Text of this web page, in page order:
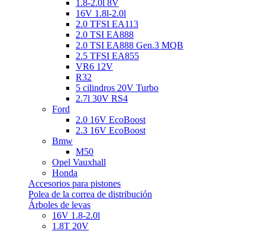
1.8-2.0l 8V
16V 1.8l-2.0l
2.0 TFSI EA113
2.0 TSI EA888
2.0 TSI EA888 Gen.3 MQB
2.5 TFSI EA855
VR6 12V
R32
5 cilindros 20V Turbo
2.7l 30V RS4
Ford
2.0 16V EcoBoost
2.3 16V EcoBoost
Bmw
M50
Opel Vauxhall
Honda
Accesorios para pistones
Polea de la correa de distribución
Árboles de levas
16V 1.8-2.0l
1.8T 20V